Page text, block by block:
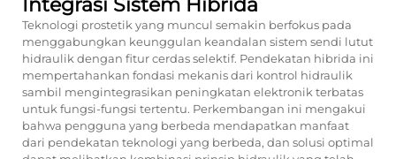
Integrasi Sistem Hibrida
Teknologi prostetik yang muncul semakin berfokus pada
menggabungkan keunggulan keandalan sistem sendi lutut
hidraulik dengan fitur cerdas selektif. Pendekatan hibrida ini
mempertahankan fondasi mekanis dari kontrol hidraulik
sambil mengintegrasikan peningkatan elektronik terbatas
untuk fungsi-fungsi tertentu. Perkembangan ini mengakui
bahwa pengguna yang berbeda mendapatkan manfaat
dari pendekatan teknologi yang berbeda, dan solusi optimal